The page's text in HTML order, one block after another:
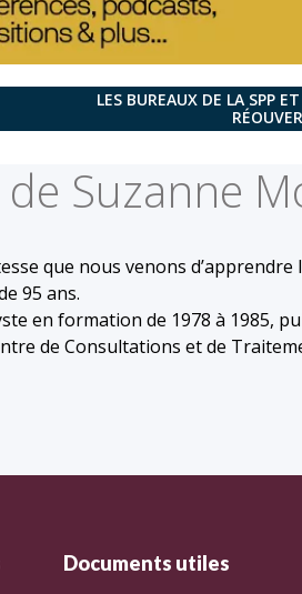
LES BUREAUX DE LA SPP
Suzanne
que nous venons
95 ans.
en formation de 1978 à 1985,
de Consultations et de
Documents utiles